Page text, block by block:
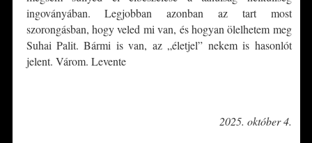
ingoványában. Legjobban azonban az tart most
szorongásban, hogy veled mi van, és hogyan ölelhetem meg
Suhai Palit. Bármi is van, az „életjel” nekem is hasonlót
jelent. Várom. Levente
2025. október 4.